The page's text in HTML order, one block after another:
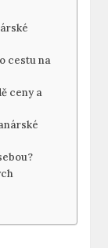
cestu na
ceny a